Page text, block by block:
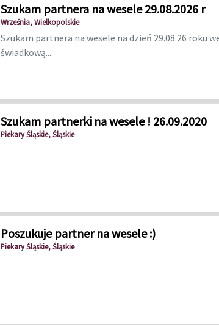
Szukam partnera na wesele 29.08.2026 r
Września, Wielkopolskie
Szukam partnera na wesele na dzień 29.08.26 roku
świadkową....
Szukam partnerki na wesele ! 26.09.2020
Piekary Śląskie, Śląskie
Poszukuje partner na wesele :)
Piekary Śląskie, Śląskie